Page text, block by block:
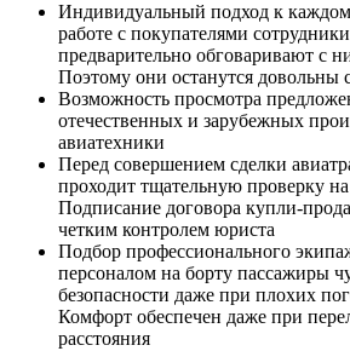
Индивидуальный подход к
работе с покупателями
предварительно обговаривают с
Поэтому они останутся довольны
Возможность просмотра
отечественных и зарубежных
авиатехники
Перед совершением сделки
проходит тщательную проверку на
Подписание договора купли-
четким контролем юриста
Подбор профессионального
персоналом на борту пассажиры
безопасности даже при плохих
Комфорт обеспечен даже при
расстояния